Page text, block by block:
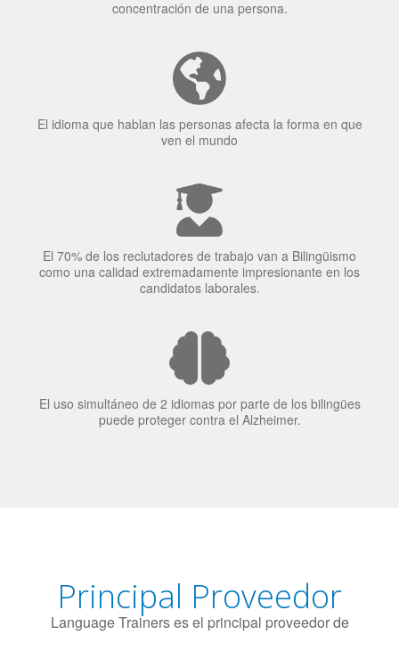
Tener fluidez en dos idiomas mejora la capacidad de
concentración de una persona.
El idioma que hablan las personas afecta la forma en que
ven el mundo
El 70% de los reclutadores de trabajo van a Bilingüismo
como una calidad extremadamente impresionante en los
candidatos laborales.